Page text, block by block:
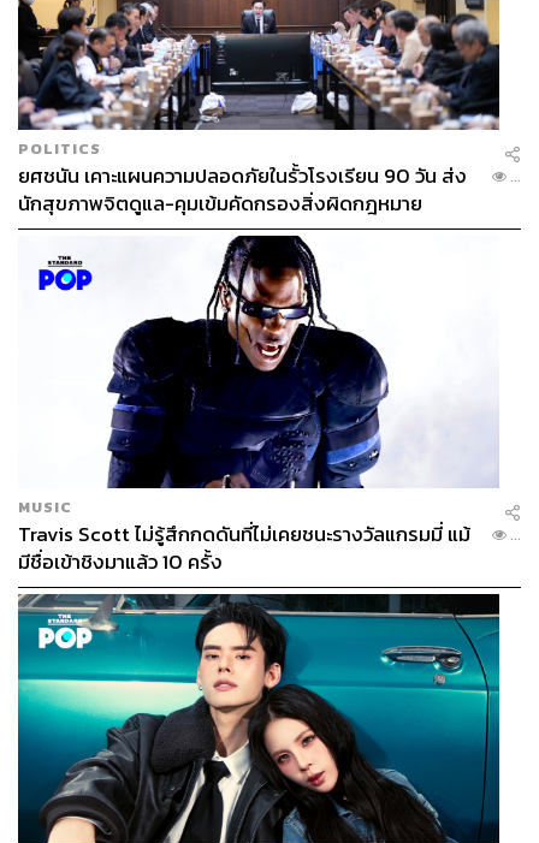
POLITICS
ยศชนัน เคาะแผนความปลอดภัยในรั้วโรงเรียน 90 วัน ส่ง
นักสุขภาพจิตดูแล-คุมเข้มคัดกรองสิ่งผิดกฎหมาย
...
MUSIC
Travis Scott ไม่รู้สึกกดดันที่ไม่เคยชนะรางวัลแกรมมี่ แม้
มีชื่อเข้าชิงมาแล้ว 10 ครั้ง
...